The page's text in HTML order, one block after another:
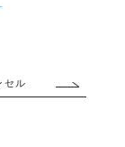
セル